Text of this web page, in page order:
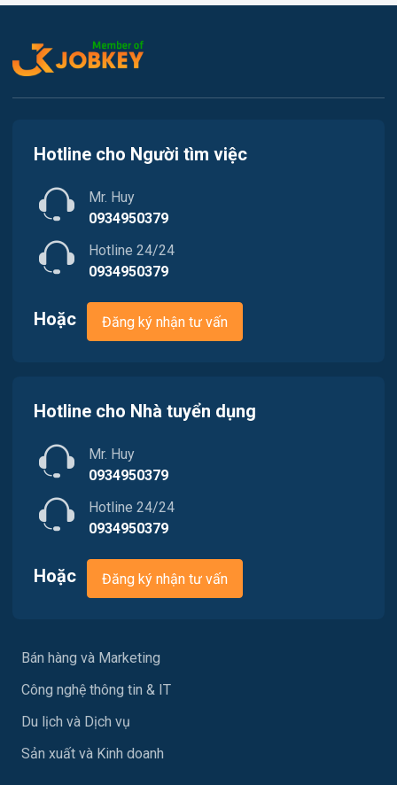
Mỹ thuật / Kiến trúc / Thiết kế
Nội ngoại thất
Trung Tâm Tiếng Anh
Truyền Hình / Quảng Cáo Marketing
Tài chính / Đầu tư
Tư vấn / Chăm Sóc Khách Hàng
Vận chuyển / Giao nhận / Kho vận
Y tế / Chăm sóc sức khỏe
May mặc
Lễ tân
Việc làm Phường Hương An
Việc làm Phường Hóa Châu
Việc làm Phường Dương Nỗ
Hotline cho Người tìm việc
Mr. Huy
0934950379
Hotline 24/24
0934950379
Hoặc Đăng ký nhận tư vấn
Hotline cho Nhà tuyển dụng
Mr. Huy
0934950379
Hotline 24/24
0934950379
Hoặc Đăng ký nhận tư vấn
Bán hàng và Marketing
Công nghệ thông tin & IT
Du lịch và Dịch vụ
Sản xuất và Kinh doanh